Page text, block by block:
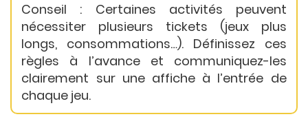
Conseil : Certaines activités peuvent
nécessiter plusieurs tickets (jeux plus
longs, consommations…). Définissez ces
règles à l’avance et communiquez-les
clairement sur une affiche à l’entrée de
chaque jeu.